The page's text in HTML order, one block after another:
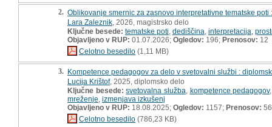
2. Oblikovanje smernic za zasnovo interpretativne tematske
Lara Zaleznik , 2026, magistrsko delo
Ključne besede: tematske poti dediščina interpretacija
Objavljeno v RUP: 01.07.2026; Ogledov: 196; Prenosov: 12
Celotno besedilo (1,11 MB)
3. Kompetence pedagogov za delo v svetovalni službi :
Lucija Krištof, 2025, diplomsko delo
Ključne besede: svetovalna služba kompetence pedagogov
mreženje izmenjava izkušenj
Objavljeno v RUP: 18.08.2025; Ogledov: 1157; Prenosov: 56
Celotno besedilo (786,23 KB)